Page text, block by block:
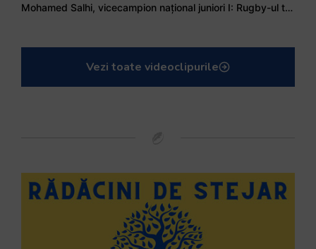
Mohamed Salhi, vicecampion național juniori I: Rugby-ul te învață să accepți și înfrângerile
Vezi toate videoclipurile